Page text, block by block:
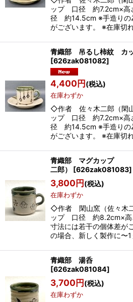
ップ 口径 約7.2cm×
径 約14.5cm ※手造りの
がございます。 ※在庫切
青織部 吊るし柿紋 カ
[626zak081082]
4,400円(税込)
在庫わずか
◇作者 佐々木二郎（閑
ップ 口径 約7.2cm×
径 約14.5cm ※手造りの
がございます。 ※在庫切
青織部 マグカッ
二郎）
[626zak081083]
3,800円(税込)
在庫わずか
◇作者 閑山窯（佐々木
ップ 口径 約8.2cm×
寸法には若干の個体差が
の場合、新しく製作に〜
青織部 湯呑 閑山
[626zak081084]
3,700円(税込)
在庫わずか